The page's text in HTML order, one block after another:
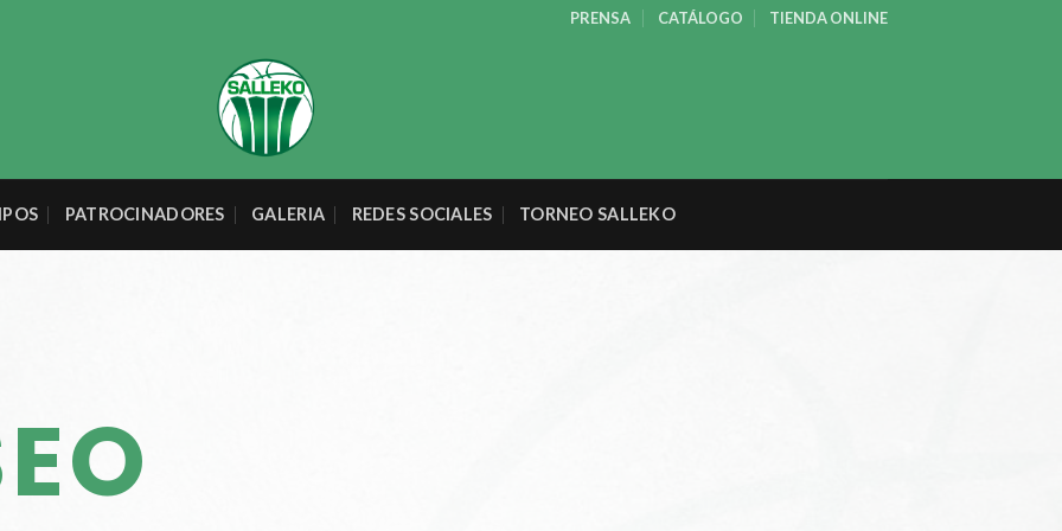
PRENSA CATÁLOGO TIENDA ONLINE
PATROCINADORES GALERIA REDES SOCIALES TORNEO SALLEKO